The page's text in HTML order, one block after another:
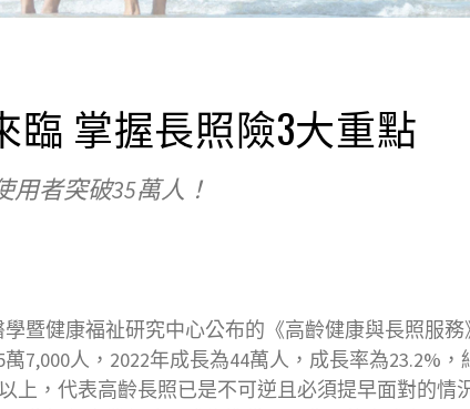
臨 掌握長照險3大重點
用者突破35萬人！
暨健康福祉研究中心公布的《高齡健康與長照服務
7,000人，2022年成長為44萬人，成長率為23.2%，
上，代表高齡長照已是不可逆且必須提早面對的情